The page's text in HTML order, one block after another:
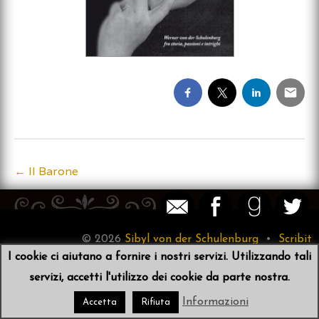
Post
navigation
← Il Barone
I cookie ci aiutano a fornire i nostri servizi. Utilizzando tali
servizi, accetti l'utilizzo dei cookie da parte nostra.
Accetta Rifiuta Informazioni
© 2026 Sibyl von der Schulenburg • Scribit